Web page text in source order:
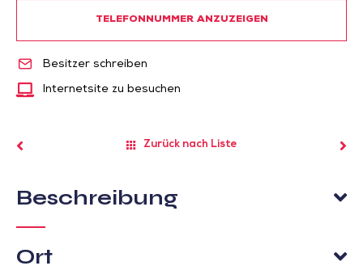
TELEFONNUMMER ANZUZEIGEN
Besitzer schreiben
Internetsite zu besuchen
Zurück nach Liste
Beschreibung
Ort